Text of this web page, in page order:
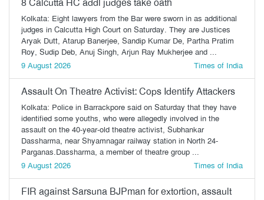
8 Calcutta HC addl judges take oath
Kolkata: Eight lawyers from the Bar were sworn in as additional
judges in Calcutta High Court on Saturday. They are Justices
Aryak Dutt, Atarup Banerjee, Sandip Kumar De, Partha Pratim
Roy, Sudip Deb, Anuj Singh, Arjun Ray Mukherjee and ...
9 August 2026
Times of India
Assault On Theatre Activist: Cops Identify Attackers
Kolkata: Police in Barrackpore said on Saturday that they have
identified some youths, who were allegedly involved in the
assault on the 40-year-old theatre activist, Subhankar
Dassharma, near Shyamnagar railway station in North 24-
Parganas.Dassharma, a member of theatre group ...
9 August 2026
Times of India
FIR against Sarsuna BJPman for extortion, assault